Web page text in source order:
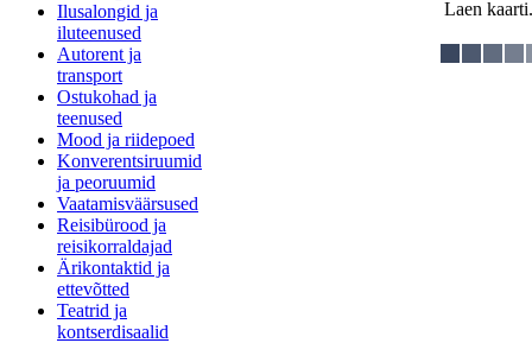
Ilusalongid ja
iluteenused
Autorent ja
transport
Ostukohad ja
teenused
Mood ja riidepoed
Konverentsiruumid
ja peoruumid
Vaatamisväärsused
Reisibürood ja
reisikorraldajad
Ärikontaktid ja
ettevõtted
Teatrid ja
kontserdisaalid
Laen